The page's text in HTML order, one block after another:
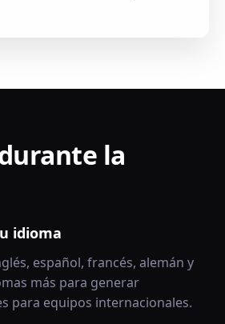
la
idioma
español, francés, alemán y
más para generar
para equipos internacionales.